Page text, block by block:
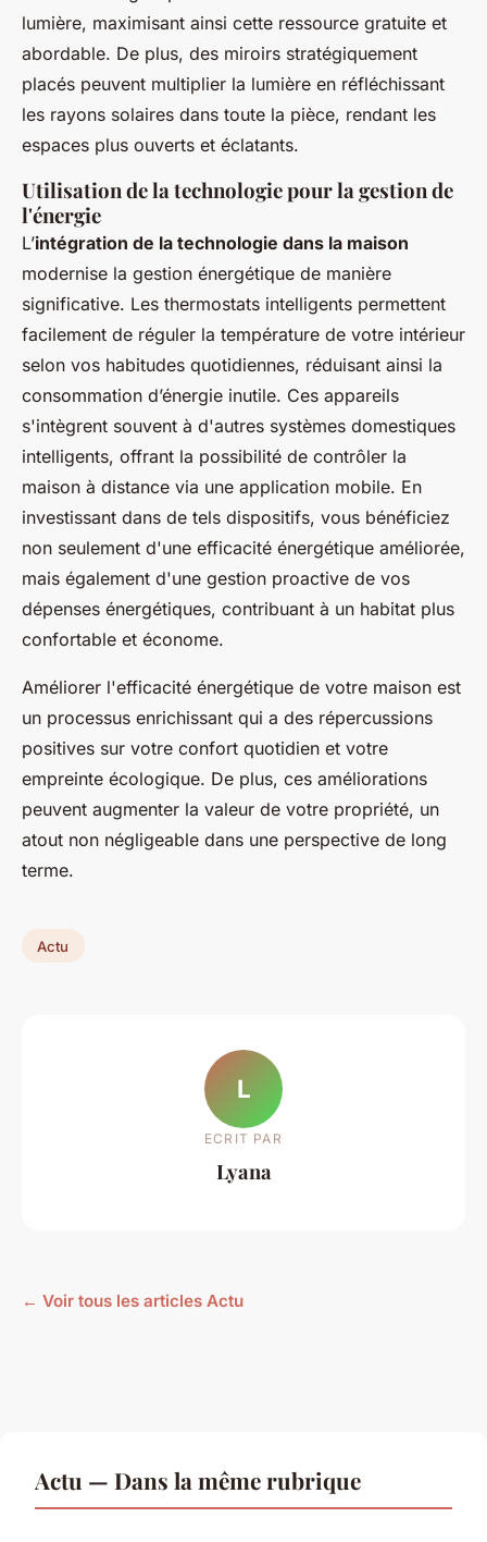
lumière, maximisant ainsi cette ressource gratuite et
abordable. De plus, des miroirs stratégiquement
placés peuvent multiplier la lumière en réfléchissant
les rayons solaires dans toute la pièce, rendant les
espaces plus ouverts et éclatants.
Utilisation de la technologie pour la gestion de
l'énergie
L’intégration de la technologie dans la maison
modernise la gestion énergétique de manière
significative. Les thermostats intelligents permettent
facilement de réguler la température de votre intérieur
selon vos habitudes quotidiennes, réduisant ainsi la
consommation d’énergie inutile. Ces appareils
s'intègrent souvent à d'autres systèmes domestiques
intelligents, offrant la possibilité de contrôler la
maison à distance via une application mobile. En
investissant dans de tels dispositifs, vous bénéficiez
non seulement d'une efficacité énergétique améliorée,
mais également d'une gestion proactive de vos
dépenses énergétiques, contribuant à un habitat plus
confortable et économe.
Améliorer l'efficacité énergétique de votre maison est
un processus enrichissant qui a des répercussions
positives sur votre confort quotidien et votre
empreinte écologique. De plus, ces améliorations
peuvent augmenter la valeur de votre propriété, un
atout non négligeable dans une perspective de long
terme.
Actu
L
ECRIT PAR
Lyana
← Voir tous les articles Actu
Actu — Dans la même rubrique